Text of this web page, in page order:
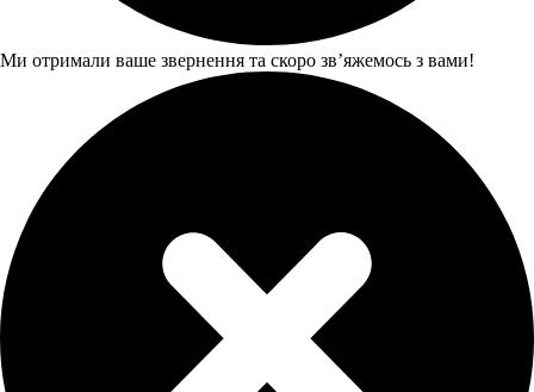
Ми отримали ваше звернення та скоро звʼяжемось з вами!